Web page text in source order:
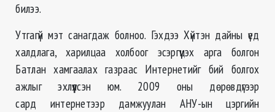
билээ.
Утгагүй мэт санагдаж болноо. Гэхдээ Хүйтэн дайны үед
халдлага, харилцаа холбоог эсэргүүцэх арга болгон
Батлан хамгаалах газраас Интернетийг бий болгох
ажлыг эхлүүлсэн юм. 2009 оны дөрөвдүгээр
сард интернетээр дамжуулан АНУ-ын цэргийн